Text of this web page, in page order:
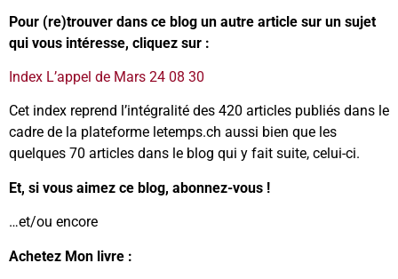
Pour (re)trouver dans ce blog un autre article sur un sujet
qui vous intéresse, cliquez sur :
Index L’appel de Mars 24 08 30
Cet index reprend l’intégralité des 420 articles publiés dans le
cadre de la plateforme letemps.ch aussi bien que les
quelques 70 articles dans le blog qui y fait suite, celui-ci.
Et, si vous aimez ce blog, abonnez-vous !
…et/ou encore
Achetez Mon livre :